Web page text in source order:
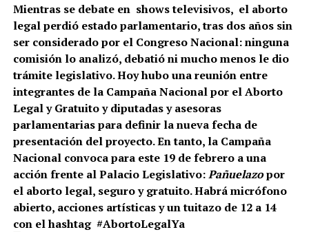
Mientras se debate en shows televisivos, el aborto
legal perdió estado parlamentario, tras dos años sin
ser considerado por el Congreso Nacional: ninguna
comisión lo analizó, debatió ni mucho menos le dio
trámite legislativo. Hoy hubo una reunión entre
integrantes de la Campaña Nacional por el Aborto
Legal y Gratuito y diputadas y asesoras
parlamentarias para definir la nueva fecha de
presentación del proyecto. En tanto, la Campaña
Nacional convoca para este 19 de febrero a una
acción frente al Palacio Legislativo:Pañuelazopor
el aborto legal, seguro y gratuito. Habrá micrófono
abierto, acciones artísticas y un tuitazo de 12 a 14
con el hashtag #AbortoLegalYa